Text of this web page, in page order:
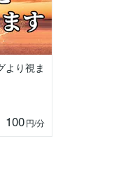
より視ま
100円/分